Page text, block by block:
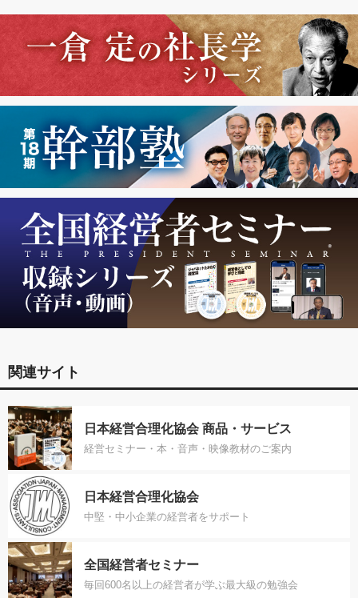
関連サイト
日本経営合理化協会 商品・サービス
経営セミナー・本・音声・映像教材のご案内
日本経営合理化協会
中堅・中小企業の経営者をサポート
全国経営者セミナー
毎回600名以上の経営者が学ぶ最大級の勉強会